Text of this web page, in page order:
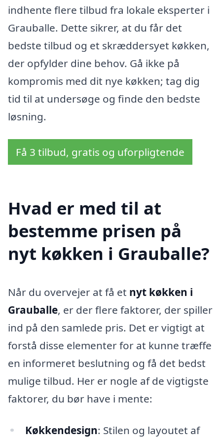
indhente flere tilbud fra lokale eksperter i
Grauballe. Dette sikrer, at du får det
bedste tilbud og et skræddersyet køkken,
der opfylder dine behov. Gå ikke på
kompromis med dit nye køkken; tag dig
tid til at undersøge og finde den bedste
løsning.
Få 3 tilbud, gratis og uforpligtende
Hvad er med til at
bestemme prisen på
nyt køkken i Grauballe?
Når du overvejer at få et nyt køkken i
Grauballe, er der flere faktorer, der spiller
ind på den samlede pris. Det er vigtigt at
forstå disse elementer for at kunne træffe
en informeret beslutning og få det bedst
mulige tilbud. Her er nogle af de vigtigste
faktorer, du bør have i mente:
Køkkendesign: Stilen og layoutet af